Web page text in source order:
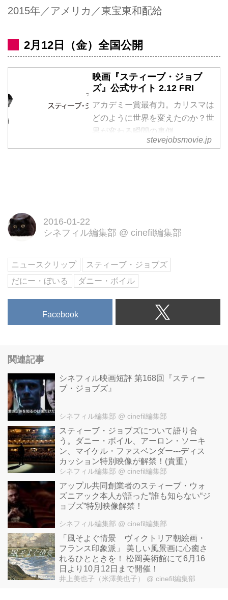
2015年／アメリカ／東宝東和配給
2月12日（金）全国公開
映画『スティーブ・ジョブ
ズ』公式サイト 2.12 FRI
アカデミー賞最有力。カリスマは
どのように世界を変えたのか？世
界が変わる瞬間の裏側。
stevejobsmovie.jp
2016-01-22
シネフィル編集部 @ cinefil編集部
ニュースクリップ
スティーブ・ジョブズ
だにー・ぼいる
ダニー・ボイル
Facebook
関連記事
シネフィル映画短評 第168回『スティー
ブ・ジョブズ』
シネフィル編集部 @ cinefil編集部
スティーブ・ジョブズについて語り合
う。ダニー・ボイル、アーロン・ソーキ
ン、マイケル・ファスベンダー---ディス
カッション特別映像が解禁！(貴重）
シネフィル編集部 @ cinefil編集部
アップル共同創業者のスティーブ・ウォ
ズニアック本人が語った”誰も知らない“ジ
ョブズ”特別映像解禁！
シネフィル編集部 @ cinefil編集部
「風そよぐ情景 ヴィクトリア朝絵画・
フランス印象派」 美しい風景画に心癒さ
れるひとときを！ 松岡美術館にて6月16
日より10月12日まで開催！
井上美也子（米澤美也子） @ cinefil編集部